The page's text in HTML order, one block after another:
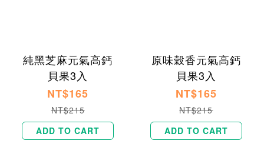
純黑芝麻元氣高鈣
貝果3入
NT$165
NT$215
ADD TO CART
原味穀香元氣高鈣
貝果3入
NT$165
NT$215
ADD TO CART